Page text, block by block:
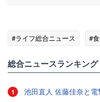
#ライフ総合ニュース #
総合ニュースランキング
1 池田直人 佐藤佳奈と